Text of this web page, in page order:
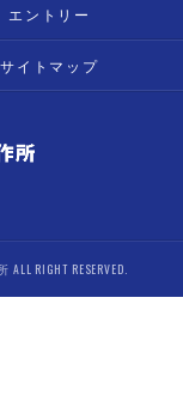
エントリー
サイトマップ
RIGHT RESERVED.